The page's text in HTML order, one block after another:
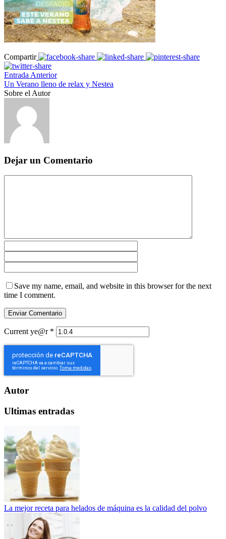
Compartir
Entrada Anterior
Un Verano lleno de relax y Nestea
Sobre el Autor
Dejar un Comentario
Save my name, email, and website in this browser for the next
time I comment.
Current ye@r *
Autor
Ultimas entradas
La mejor receta para helados de máquina es la calidad del polvo